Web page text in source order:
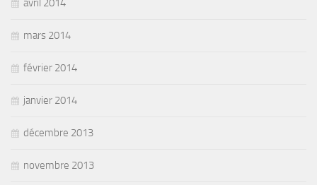
mars 2014
février 2014
janvier 2014
décembre 2013
novembre 2013